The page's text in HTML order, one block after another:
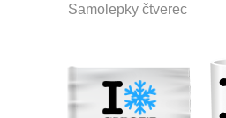
Samolepky čtverec